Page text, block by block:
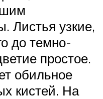
Листья узкие,
до темно-
простое.
обильное
кистей. На